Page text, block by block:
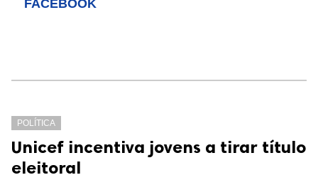
FACEBOOK
POLÍTICA
Unicef incentiva jovens a tirar título
eleitoral